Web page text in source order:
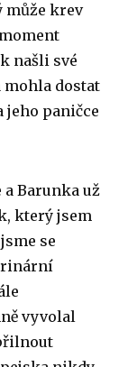
může krev
našli své
mohla dostat
jeho paničce
Barunka už
který jsem
se
vyvolal